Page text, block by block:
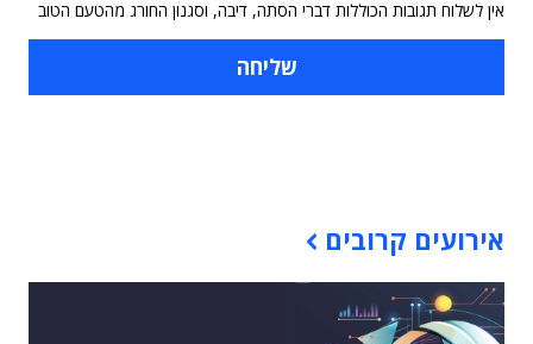
אין לשלוח תגובות הכוללות דברי הסתה, דיבה, וסגנון החורג מהטעם הטוב
אירועים קרובים